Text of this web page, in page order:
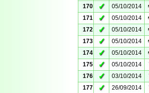
170
✓ 05/10/2014
171
✓ 05/10/2014
172
✓ 05/10/2014
173
✓ 05/10/2014
174
✓ 05/10/2014
175
✓ 05/10/2014
176
✓ 03/10/2014
177
✓ 26/09/2014